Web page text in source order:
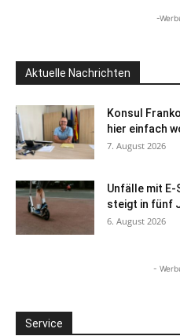
-
Aktuelle Nachrichten
Konsul
hier einfach
7. August 2026
Unfälle mit E-
steigt in fünf
6. August 2026
-
Service